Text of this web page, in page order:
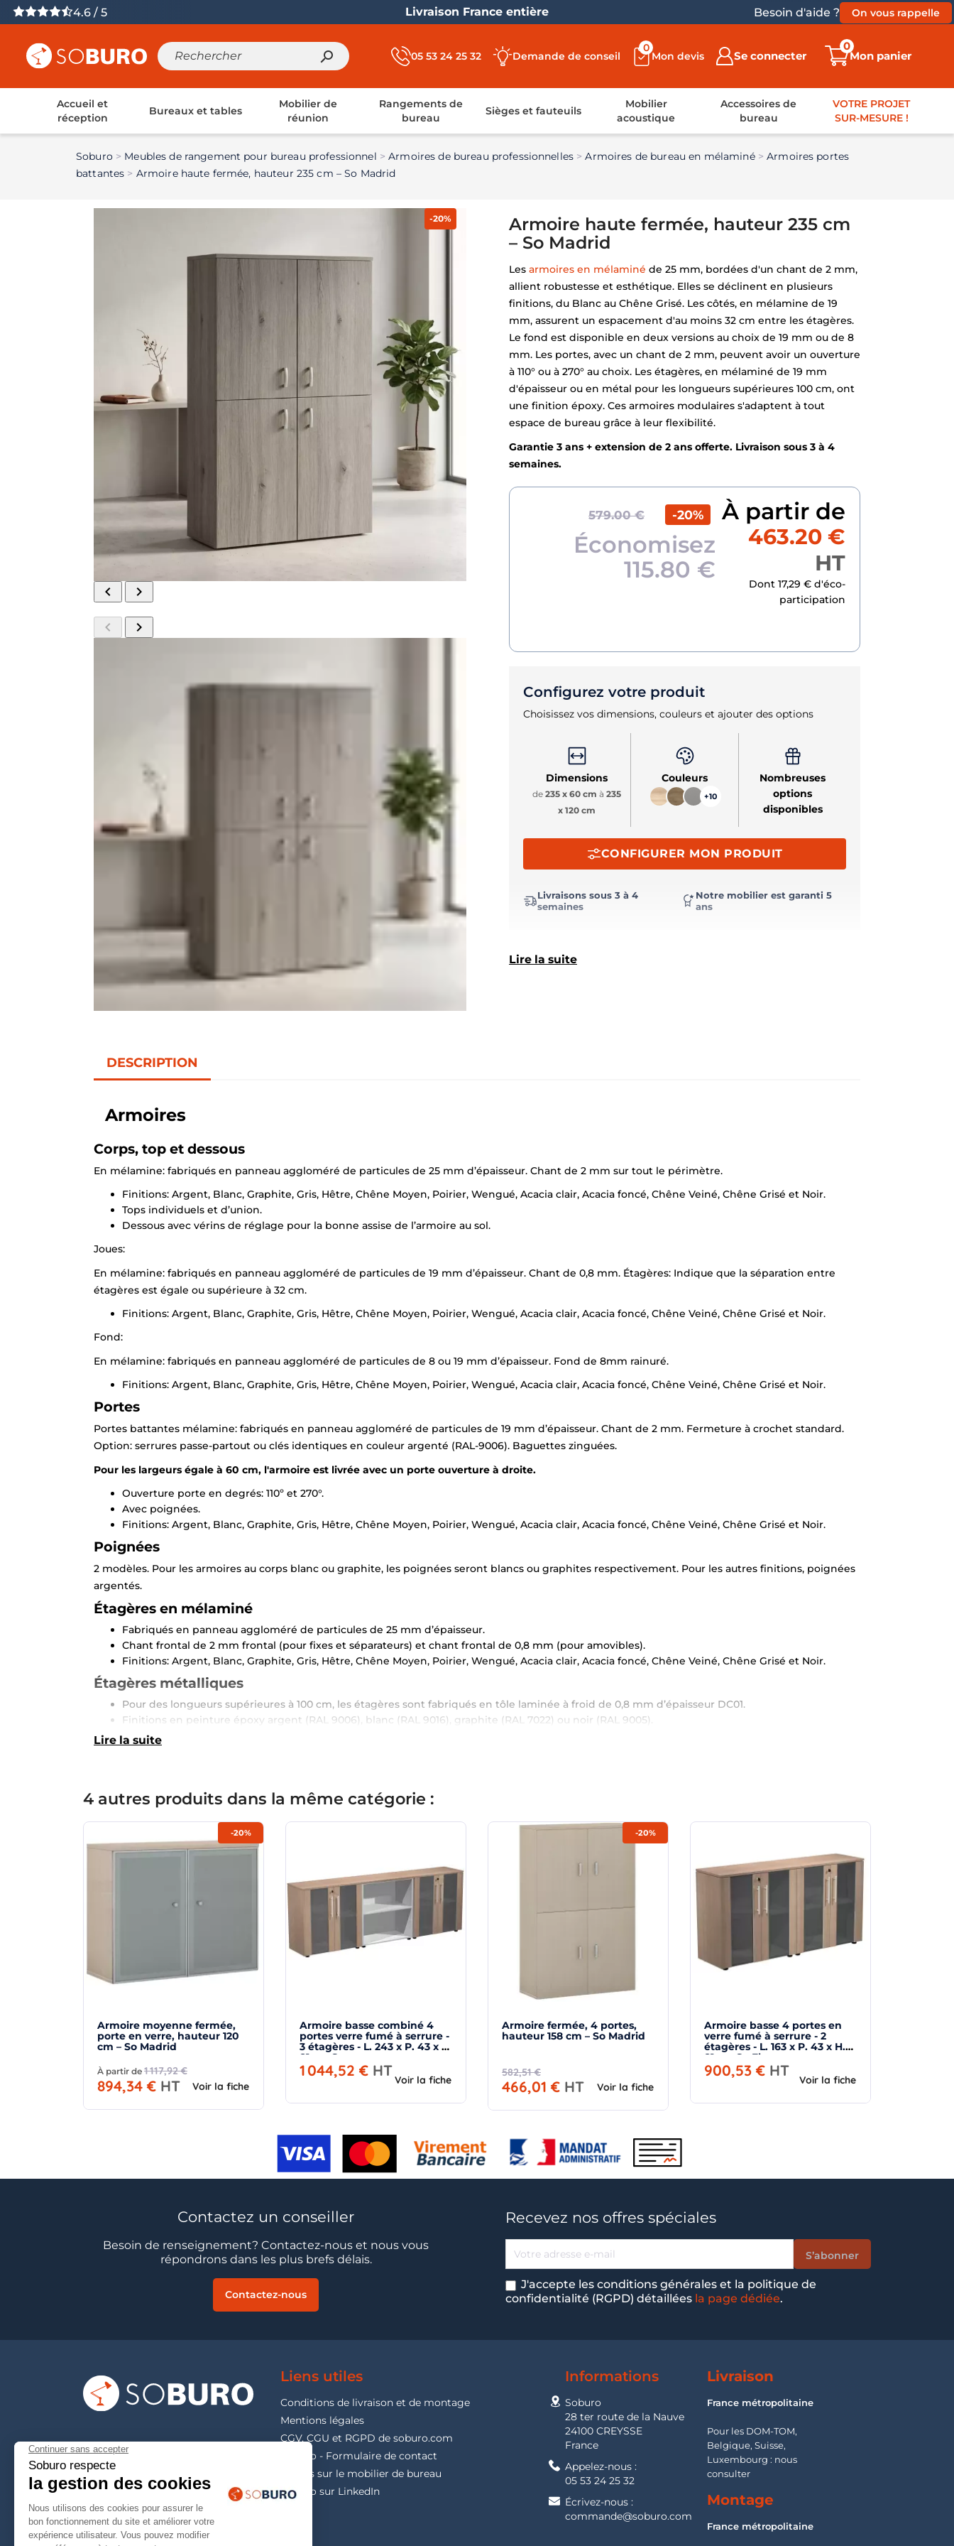
4.6 / 5 Livraison France entière Besoin d'aide ? On vous rappelle
Demande de rappel ×
search 05 53 24 25 32 Demande de conseil Mon devis
0
Se connecter Mon panier
0
Accueil et
réception
Bureaux et tables
Mobilier de
réunion
Rangements de
bureau
Sièges et fauteuils
Mobilier
acoustique
Accessoires de
bureau
VOTRE PROJET
SUR-MESURE !
Soburo Meubles de rangement pour bureau professionnel Armoires de bureau professionnelles Armoires de bureau en mélaminé
Armoires portes
battantes
Armoire haute fermée, hauteur 235 cm – So Madrid
-20%
 
 
Armoire haute fermée, hauteur 235 cm
– So Madrid
Les armoires en mélaminé de 25 mm, bordées d'un chant de 2 mm,
allient robustesse et esthétique. Elles se déclinent en plusieurs
finitions, du Blanc au Chêne Grisé. Les côtés, en mélamine de 19
mm, assurent un espacement d'au moins 32 cm entre les étagères.
Le fond est disponible en deux versions au choix de 19 mm ou de 8
mm. Les portes, avec un chant de 2 mm, peuvent avoir un ouverture
à 110° ou à 270° au choix. Les étagères, en mélaminé de 19 mm
d'épaisseur ou en métal pour les longueurs supérieures 100 cm, ont
une finition époxy. Ces armoires modulaires s'adaptent à tout
espace de bureau grâce à leur flexibilité.
Garantie 3 ans + extension de 2 ans offerte. Livraison sous 3 à 4
semaines.
Lire la suite
579.00 € -20%
Économisez
115.80 €
À partir de
463.20 €
HT
Dont 17,29 € d'éco-
participation
Configurez votre produit
Choisissez vos dimensions, couleurs et ajouter des options
Dimensions
de 235 x 60 cm à 235
x 120 cm
Couleurs
+10
Nombreuses
options
disponibles
CONFIGURER MON PRODUIT
Livraisons sous 3 à 4
semaines
Notre mobilier est garanti 5
ans
DESCRIPTION
Armoires
Corps, top et dessous
En mélamine: fabriqués en panneau aggloméré de particules de 25 mm d’épaisseur. Chant de 2 mm sur tout le périmètre.
Finitions: Argent, Blanc, Graphite, Gris, Hêtre, Chêne Moyen, Poirier, Wengué, Acacia clair, Acacia foncé, Chêne Veiné, Chêne Grisé et Noir.
Tops individuels et d’union.
Dessous avec vérins de réglage pour la bonne assise de l’armoire au sol.
Joues:
En mélamine: fabriqués en panneau aggloméré de particules de 19 mm d’épaisseur. Chant de 0,8 mm. Étagères: Indique que la séparation entre
étagères est égale ou supérieure à 32 cm.
Finitions: Argent, Blanc, Graphite, Gris, Hêtre, Chêne Moyen, Poirier, Wengué, Acacia clair, Acacia foncé, Chêne Veiné, Chêne Grisé et Noir.
Fond:
En mélamine: fabriqués en panneau aggloméré de particules de 8 ou 19 mm d’épaisseur. Fond de 8mm rainuré.
Finitions: Argent, Blanc, Graphite, Gris, Hêtre, Chêne Moyen, Poirier, Wengué, Acacia clair, Acacia foncé, Chêne Veiné, Chêne Grisé et Noir.
Portes
Portes battantes mélamine: fabriqués en panneau aggloméré de particules de 19 mm d’épaisseur. Chant de 2 mm. Fermeture à crochet standard.
Option: serrures passe-partout ou clés identiques en couleur argenté (RAL-9006). Baguettes zinguées.
Pour les largeurs égale à 60 cm, l'armoire est livrée avec un porte ouverture à droite.
Ouverture porte en degrés: 110º et 270°.
Avec poignées.
Finitions: Argent, Blanc, Graphite, Gris, Hêtre, Chêne Moyen, Poirier, Wengué, Acacia clair, Acacia foncé, Chêne Veiné, Chêne Grisé et Noir.
Poignées
2 modèles. Pour les armoires au corps blanc ou graphite, les poignées seront blancs ou graphites respectivement. Pour les autres finitions, poignées
argentés.
Étagères en mélaminé
Fabriqués en panneau aggloméré de particules de 25 mm d’épaisseur.
Chant frontal de 2 mm frontal (pour fixes et séparateurs) et chant frontal de 0,8 mm (pour amovibles).
Finitions: Argent, Blanc, Graphite, Gris, Hêtre, Chêne Moyen, Poirier, Wengué, Acacia clair, Acacia foncé, Chêne Veiné, Chêne Grisé et Noir.
Étagères métalliques
Pour des longueurs supérieures à 100 cm, les étagères sont fabriqués en tôle laminée à froid de 0,8 mm d’épaisseur DC01.
Finitions en peinture époxy argent (RAL 9006), blanc (RAL 9016), graphite (RAL 7022) ou noir (RAL 9005).
Lire la suite
4 autres produits dans la même catégorie :
Armoire moyenne fermée,
porte en verre, hauteur 120
cm – So Madrid
À partir de 1 117,92 €
894,34 € HT Voir la fiche
-20%
Armoire basse combiné 4
portes verre fumé à serrure -
3 étagères - L. 243 x P. 43 x H.
81 cm So...
1 044,52 € HT
Voir la fiche
Armoire fermée, 4 portes,
hauteur 158 cm – So Madrid
582,51 €
466,01 € HT Voir la fiche
-20%
Armoire basse 4 portes en
verre fumé à serrure - 2
étagères - L. 163 x P. 43 x H.
81 cm So Flora
900,53 € HT
Voir la fiche
Contactez un conseiller
Besoin de renseignement? Contactez-nous et nous vous
répondrons dans les plus brefs délais.
Contactez-nous
Recevez nos offres spéciales
J'accepte les conditions générales et la politique de
confidentialité (RGPD) détaillées la page dédiée.
Liens utiles
Conditions de livraison et de montage
Mentions légales
CGV, CGU et RGPD de soburo.com
Soburo - Formulaire de contact
Guides sur le mobilier de bureau
Soburo sur LinkedIn
Informations
Soburo
28 ter route de la Nauve
24100 CREYSSE
France
Appelez-nous :
05 53 24 25 32
Écrivez-nous :
commande@soburo.com
Livraison
France métropolitaine
Pour les DOM-TOM,
Belgique, Suisse,
Luxembourg : nous
consulter
Montage
France métropolitaine